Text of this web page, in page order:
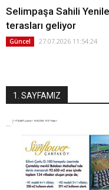
Selimpaşa Sahili
terasları geliyor
Güncel 27.07.2026 11:54:24
1. SAYFAMIZ